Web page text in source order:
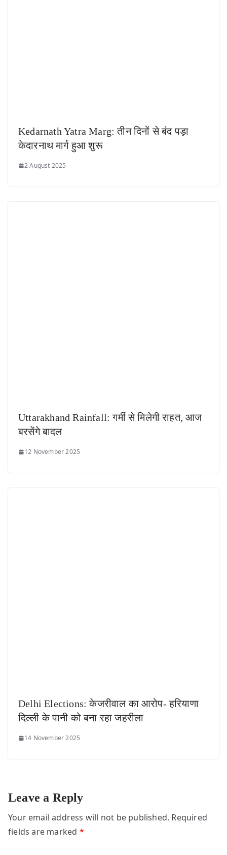
Kedarnath Yatra Marg: तीन दिनों से बंद पड़ा
केदारनाथ मार्ग हुआ शुरू
2 August 2025
Uttarakhand Rainfall: गर्मी से मिलेगी राहत, आज
बरसेंगे बादल
12 November 2025
Delhi Elections: केजरीवाल का आरोप- हरियाणा
दिल्ली के पानी को बना रहा जहरीला
14 November 2025
Leave a Reply
Your email address will not be published. Required
fields are marked *